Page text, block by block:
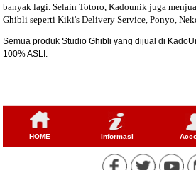
banyak lagi. Selain Totoro, Kadounik juga
Ghibli seperti Kiki's Delivery Service, Ponyo,
Semua produk Studio Ghibli yang dijual di
100% ASLI.
HOME Informasi